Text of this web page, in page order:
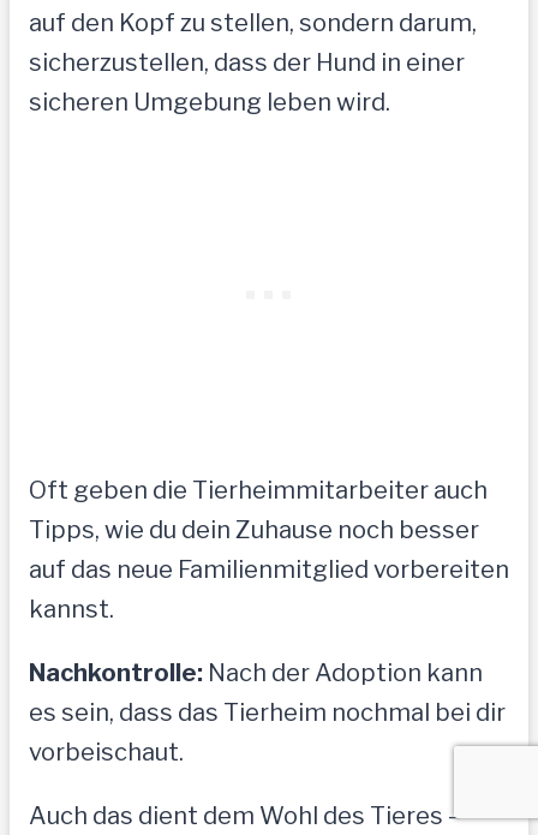
auf den Kopf zu stellen, sondern darum,
sicherzustellen, dass der Hund in einer
sicheren Umgebung leben wird.
Oft geben die Tierheimmitarbeiter auch
Tipps, wie du dein Zuhause noch besser
auf das neue Familienmitglied vorbereiten
kannst.
Nachkontrolle: Nach der Adoption kann
es sein, dass das Tierheim nochmal bei dir
vorbeischaut.
Auch das dient dem Wohl des Tieres –